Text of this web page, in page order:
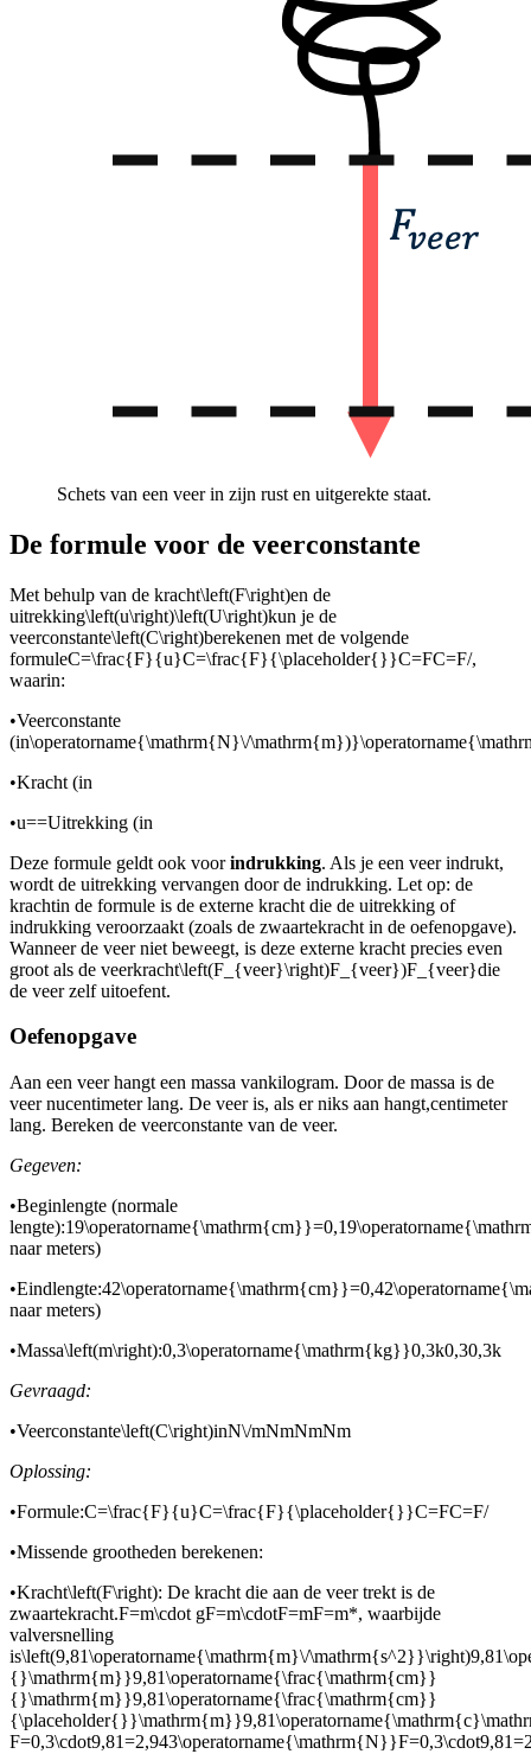
Schets van een veer in zijn rust en uitgerekte staat.
De formule voor de veerconstante
Met behulp van de kracht\left(F\right)en de
uitrekking\left(u\right)\left(U\right)kun je de
veerconstante\left(C\right)berekenen met de volgende
formuleC=\frac{F}{u}C=\frac{F}{\placeholder{}}C=FC=F/,
waarin:
•Veerconstante
(in\operatorname{\mathrm{N}\/
•Kracht (in
•u==Uitrekking (in
Deze formule geldt ook voorindrukking. Als je een veer indrukt,
wordt de uitrekking vervangen door de indrukking. Let op: de
krachtin de formule is de externe kracht die de uitrekking of
indrukking veroorzaakt (zoals de zwaartekracht in de oefenopgave).
Wanneer de veer niet beweegt, is deze externe kracht precies even
groot als de veerkracht\left(F_{veer}\right)F_{veer})F_{veer}die
de veer zelf uitoefent.
Oefenopgave
Aan een veer hangt een massa vankilogram. Door de massa is de
veer nucentimeter lang. De veer is, als er niks aan hangt,centimeter
lang. Bereken de veerconstante van de veer.
Gegeven:
•Beginlengte (normale
lengte):
naar meters)
•Eindlengte:
naar meters)
•Massa\left(m\right):0,3\operatorname{\mathrm{kg}}0,3k0,30,3k
Gevraagd:
•Veerconstante\left(C\right)inN\/mNmNmNm
Oplossing:
•Formule:C=\frac{F}{u}C=\frac{F}{\placeholder{}}C=FC=F/
•Missende grootheden berekenen:
•Kracht\left(F\right): De kracht die aan de veer trekt is de
zwaartekracht.F=m\cdot gF=m\cdotF=mF=m*, waarbijde
valversnelling
is\left(9,81\operatorname{\mathrm{m}\/
{}\mathrm{m}}9,81\operatorname{\frac{\mathrm{cm}}
{}\mathrm{m}}9,81\operatorname{\frac{\mathrm{cm}}